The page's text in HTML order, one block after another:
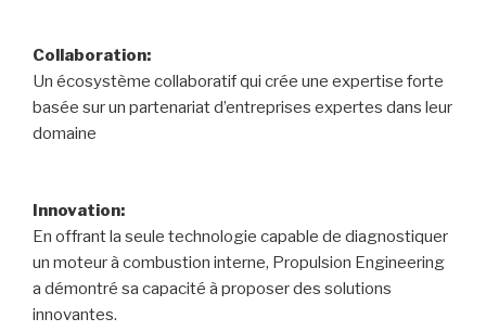
Collaboration:
Un écosystème collaboratif qui crée une expertise forte
basée sur un partenariat d’entreprises expertes dans leur
domaine
Innovation:
En offrant la seule technologie capable de diagnostiquer
un moteur à combustion interne, Propulsion Engineering
a démontré sa capacité à proposer des solutions
innovantes.